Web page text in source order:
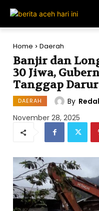
Home Daerah
Banjir dan
30 Jiwa,
Tanggap
DAERAH By
November 28, 2025